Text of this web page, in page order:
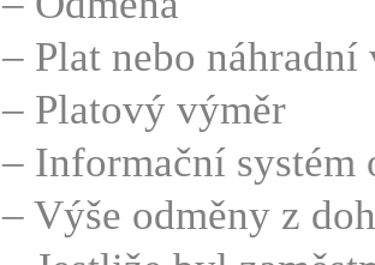
– Plat nebo náhradní
– Platový výměr
– Informační systém
– Výše odměny z